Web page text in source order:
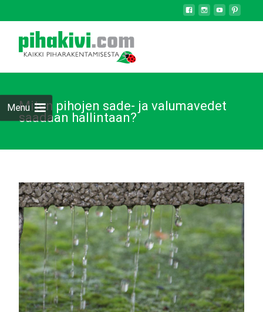
MenuMiten pihojen sade- ja valumavedet
saadaan hallintaan?